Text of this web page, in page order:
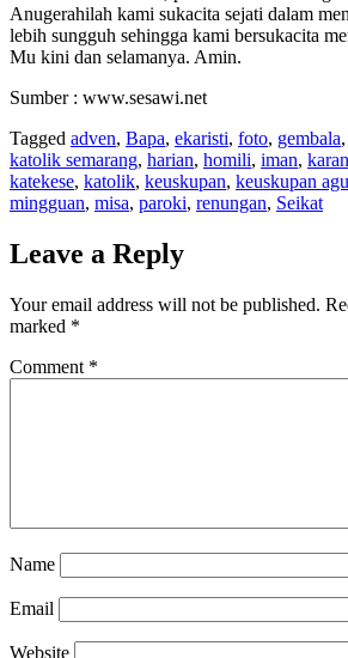
Anugerahilah kami sukacita sejati dalam
lebih sungguh sehingga kami bersukacita
Mu kini dan selamanya. Amin.
Sumber : www.sesawi.net
Tagged adven, Bapa, ekaristi, foto, gembala,
katolik semarang, harian, homili, iman,
katekese, katolik, keuskupan, keuskupan
mingguan, misa, paroki, renungan, Seikat
Leave a Reply
Your email address will not be published.
marked *
Comment *
Name
Email
Website